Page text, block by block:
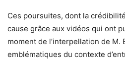
Ces poursuites, dont la
cause grâce aux vidéos qui ont
moment de l’interpellation de M.
emblématiques du contexte